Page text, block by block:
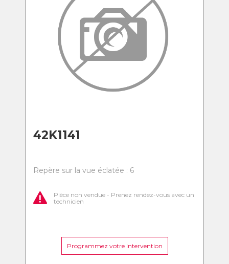
42K1141
Repère sur la vue éclatée : 6
Pièce non vendue - Prenez rendez-vous avec un
technicien
Programmez votre intervention